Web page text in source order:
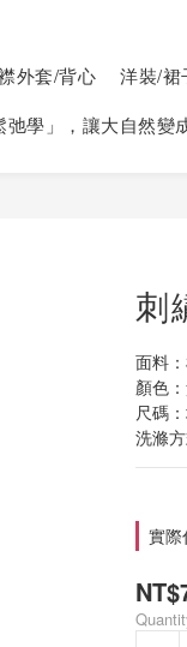
外套/背心 洋裝/裙
學」，讓大自然變
刺
面料
顏色
尺碼
洗滌
實